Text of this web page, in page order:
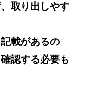
取り出しやす
載があるの
認する必要も